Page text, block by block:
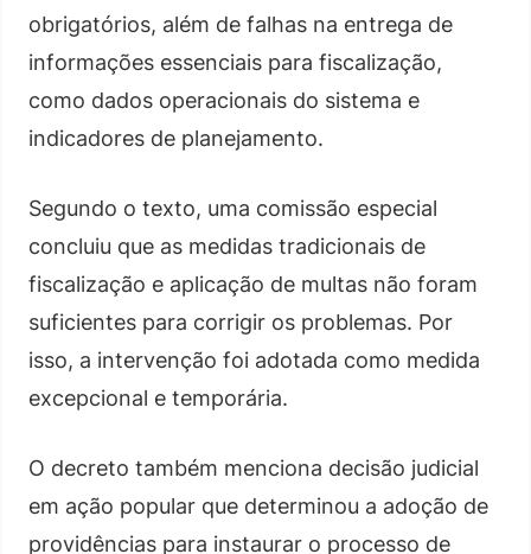
obrigatórios, além de falhas na entrega de
informações essenciais para fiscalização,
como dados operacionais do sistema e
indicadores de planejamento.
Segundo o texto, uma comissão especial
concluiu que as medidas tradicionais de
fiscalização e aplicação de multas não foram
suficientes para corrigir os problemas. Por
isso, a intervenção foi adotada como medida
excepcional e temporária.
O decreto também menciona decisão judicial
em ação popular que determinou a adoção de
providências para instaurar o processo de